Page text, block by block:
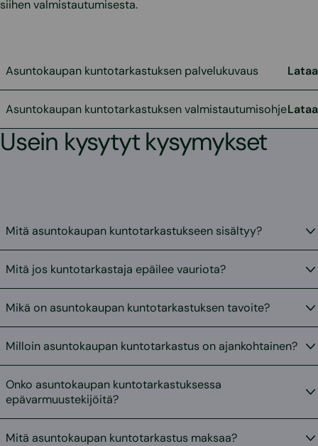
siihen valmistautumisesta.
Asuntokaupan kuntotarkastuksen palvelukuvaus Lataa
Asuntokaupan kuntotarkastuksen valmistautumisohjeLataa
Usein kysytyt kysymykset
Mitä asuntokaupan kuntotarkastukseen sisältyy?
Mitä jos kuntotarkastaja epäilee vauriota?
Mikä on asuntokaupan kuntotarkastuksen tavoite?
Milloin asuntokaupan kuntotarkastus on ajankohtainen?
Onko asuntokaupan kuntotarkastuksessa
epävarmuustekijöitä?
Mitä asuntokaupan kuntotarkastus maksaa?